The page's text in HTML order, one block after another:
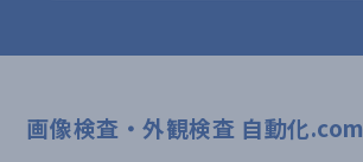
画像検査・外観検査 自動化.com